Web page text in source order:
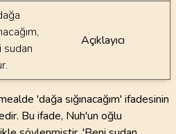
sudan
Açıklayıcı
'dağa sığınacağım' ifadesinin
Bu ifade, Nuh'un oğlu